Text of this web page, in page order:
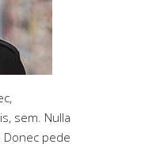
sem. Nulla
pede